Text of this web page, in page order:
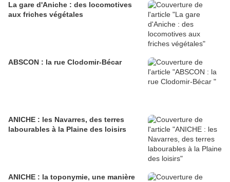
La gare d'Aniche : des locomotives
aux friches végétales
ABSCON : la rue Clodomir-Bécar
ANICHE : les Navarres, des terres
labourables à la Plaine des loisirs
ANICHE : la toponymie, une manière